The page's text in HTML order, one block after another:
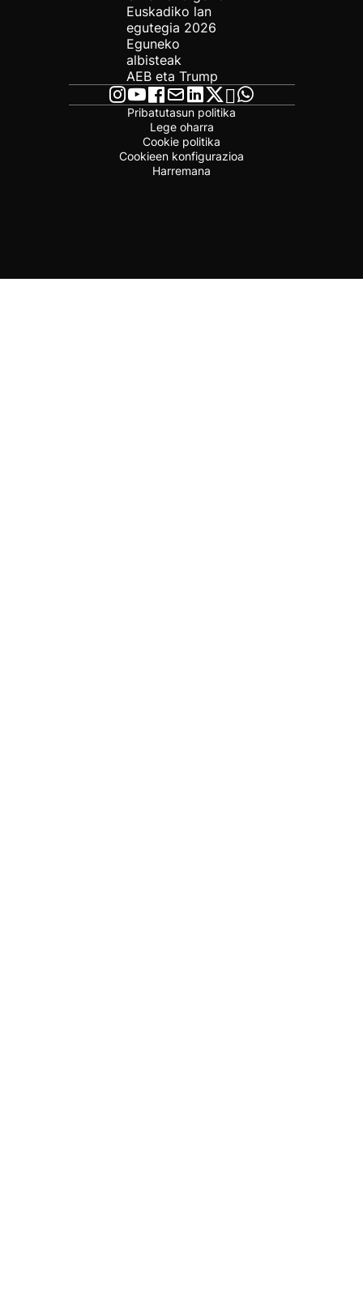
Euskadiko lan
egutegia 2026
Eguneko
albisteak
AEB eta Trump
Pribatutasun politika
Lege oharra
Cookie politika
Cookieen konfigurazioa
Harremana